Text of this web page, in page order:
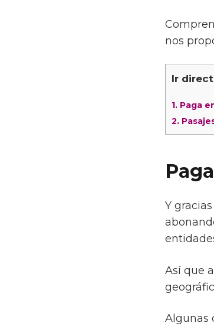
nos
Ir
1. Paga
2.
Y
Así que
Algunas